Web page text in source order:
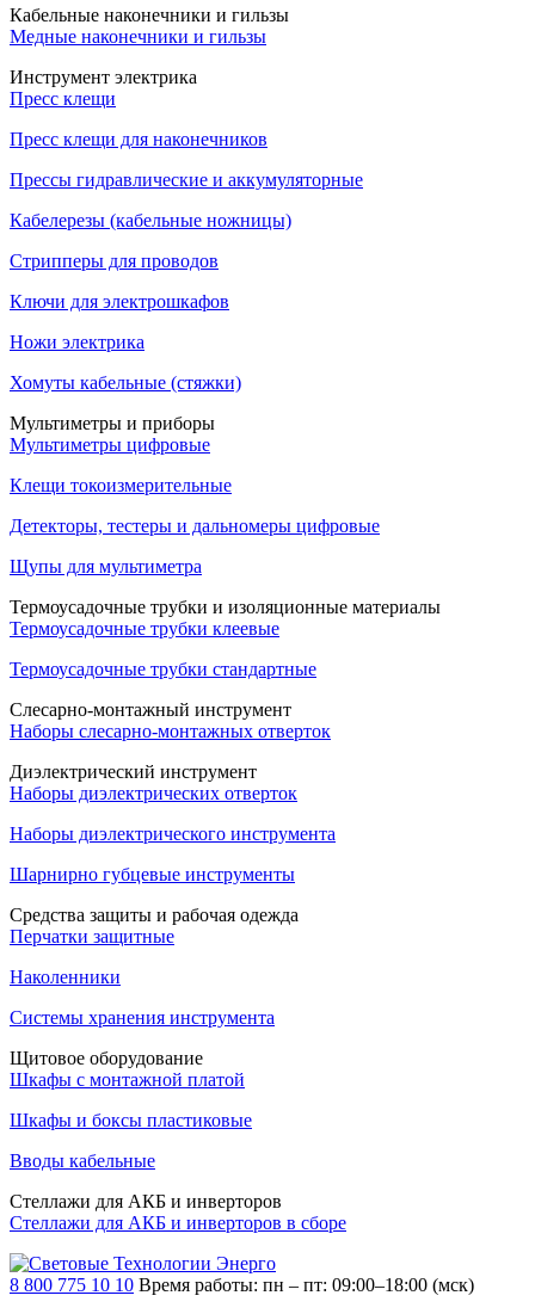
Кабельные наконечники и гильзы
Медные наконечники и гильзы
Инструмент электрика
Пресс клещи
Пресс клещи для наконечников
Прессы гидравлические и аккумуляторные
Кабелерезы (кабельные ножницы)
Стрипперы для проводов
Ключи для электрошкафов
Ножи электрика
Хомуты кабельные (стяжки)
Мультиметры и приборы
Мультиметры цифровые
Клещи токоизмерительные
Детекторы, тестеры и дальномеры цифровые
Щупы для мультиметра
Термоусадочные трубки и изоляционные материалы
Термоусадочные трубки клеевые
Термоусадочные трубки стандартные
Слесарно-монтажный инструмент
Наборы слесарно-монтажных отверток
Диэлектрический инструмент
Наборы диэлектрических отверток
Наборы диэлектрического инструмента
Шарнирно губцевые инструменты
Средства защиты и рабочая одежда
Перчатки защитные
Наколенники
Системы хранения инструмента
Щитовое оборудование
Шкафы с монтажной платой
Шкафы и боксы пластиковые
Вводы кабельные
Стеллажи для АКБ и инверторов
Стеллажи для АКБ и инверторов в сборе
8 800 775 10 10 Время работы: пн – пт: 09:00–18:00 (мск)